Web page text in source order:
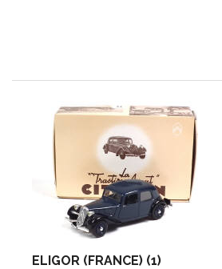
ELIGOR (FRANCE) (1)